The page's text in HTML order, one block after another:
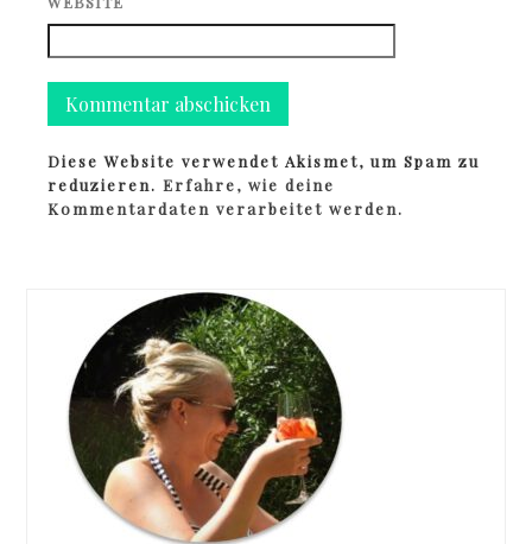
Diese Website verwendet Akismet, um Spam zu
reduzieren.Erfahre, wie deine
Kommentardaten verarbeitet werden.